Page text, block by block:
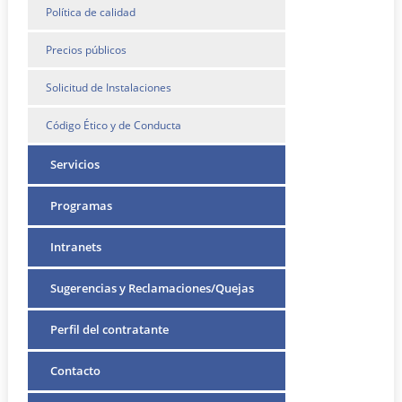
Política de calidad
Precios públicos
Solicitud de Instalaciones
Código Ético y de Conducta
Servicios
Programas
Intranets
Sugerencias y Reclamaciones/Quejas
Perfil del contratante
Contacto